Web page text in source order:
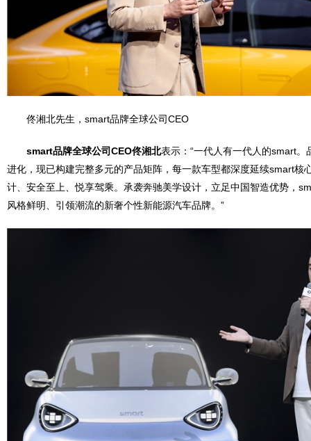
佟湘北先生，smart品牌全球公司CEO
smart品牌全球公司CEO佟湘北表示：“一代人有一代人的smart。
进化，现已构建完整多元的产品矩阵，每一款车型都深度延续smart
计、安全至上、悦享驾乘。承袭奔驰美学设计，立足中国智造优势，
风格鲜明、引领潮流的新奢个性新能源汽车品牌。”